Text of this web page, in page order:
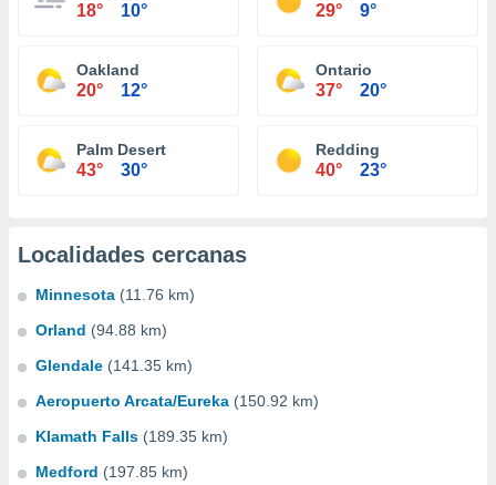
18° 10° 29° 9°
Oakland
20° 12°
Ontario
37° 20°
Palm Desert
43° 30°
Redding
40° 23°
Localidades cercanas
Minnesota (11.76 km)
Orland (94.88 km)
Glendale (141.35 km)
Aeropuerto Arcata/Eureka (150.92 km)
Klamath Falls (189.35 km)
Medford (197.85 km)